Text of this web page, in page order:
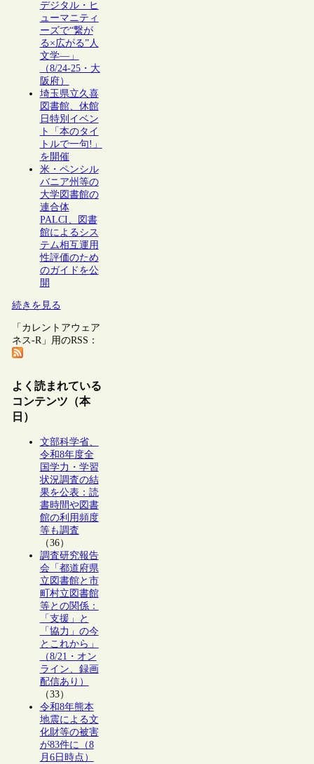
デジタル・ヒ
ューマニティ
ーズで“繋が
る×広がる”人
文学―」
（8/24-25・大
阪府）
埼玉県立久喜
図書館、休館
日特別イベン
ト「本のタイ
トルで一句!」
を開催
米・ペンシル
バニア州等の
大学図書館の
連合体
PALCI、図書
館によるシス
テム相互運用
性評価のため
のガイドを公
開
続きを見る
「カレントアウェア
ネス-R」用のRSS：
よく読まれている
コンテンツ（本
日）
文部科学省、
令和8年度全
国学力・学習
状況調査の結
果を公表：読
書時間や図書
館の利用頻度
等も調査
（36）
調査研究報告
会「都道府県
立図書館と市
町村立図書館
等との関係：
「支援」と
「協力」の今
とこれから」
（8/21・オン
ライン、録画
配信あり）
（33）
令和8年熊本
地震による文
化財等の被害
が83件に（8
月6日時点）